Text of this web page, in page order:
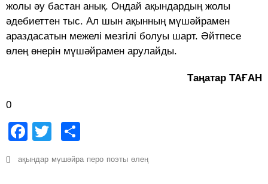
жолы әу бастан анық. Ондай ақындардың жолы
әдебиеттен тыс. Ал шын ақынның мүшәйрамен
араздасатын межелі мезгілі болуы шарт. Әйтпесе
өлең өнерін мүшәйрамен арулайды.
Таңатар ТАҒАН
0
Facebook
Twitter
ақындар мүшәйра перо поэты өлең